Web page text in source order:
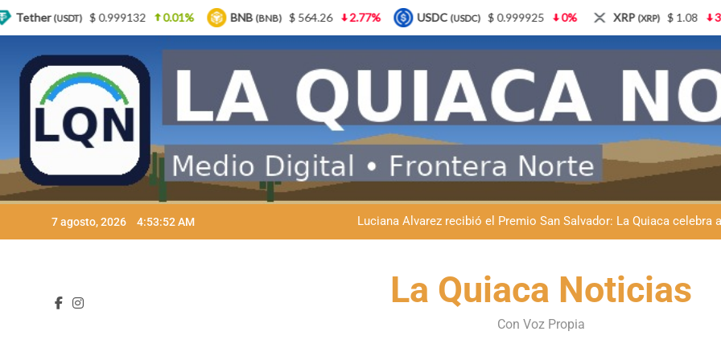
7 agosto, 2026 4:53:53 AM
Natación inclusiva en La Quiaca: Celia Zenteno destacó el
La Quiaca defendió la soberanía nacional: el municipio
Día del Niño en La Quiaca: el municipio prepara una gran
La Quiaca defendió la soberanía nacional: el municipio
Luciana Álvarez recibió el Premio San Salvador: La Quiaca celebra
La Quiaca Noticias
Con Voz Propia
0.01% BNB(BNB) $ 564.26 2.77% USDC(USDC) $ 0.999925 0% XRP(XRP) $ 1.08 3.87% Solana(SOL)